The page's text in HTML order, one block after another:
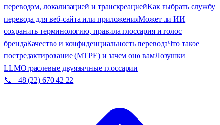
переводом, локализацией и транскреациейКак выбрать службу
перевода для веб-сайта или приложенияМожет ли ИИ
сохранить терминологию, правила глоссария и голос
брендаКачество и конфиденциальность переводаЧто такое
постредактирование (MTPE) и зачем оно вамЛовушки
LLMОтраслевые двуязычные глоссарии
📞 +48 (22) 670 42 22